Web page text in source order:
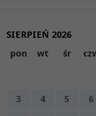
SIERPIEŃ 2026
pon
wt śr
3 4 5 6